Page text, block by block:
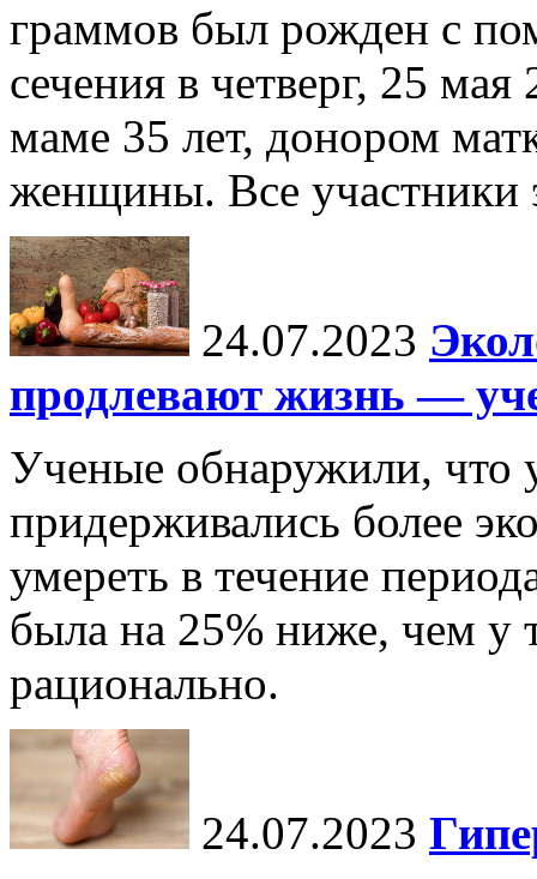
граммов был рожден с
сечения в четверг, 25
маме 35 лет, донором
женщины. Все участники
24.07.2023
продлевают жизнь —
Ученые обнаружили, что
придерживались более
умереть в течение
была на 25% ниже, чем у
рационально.
24.07.2023